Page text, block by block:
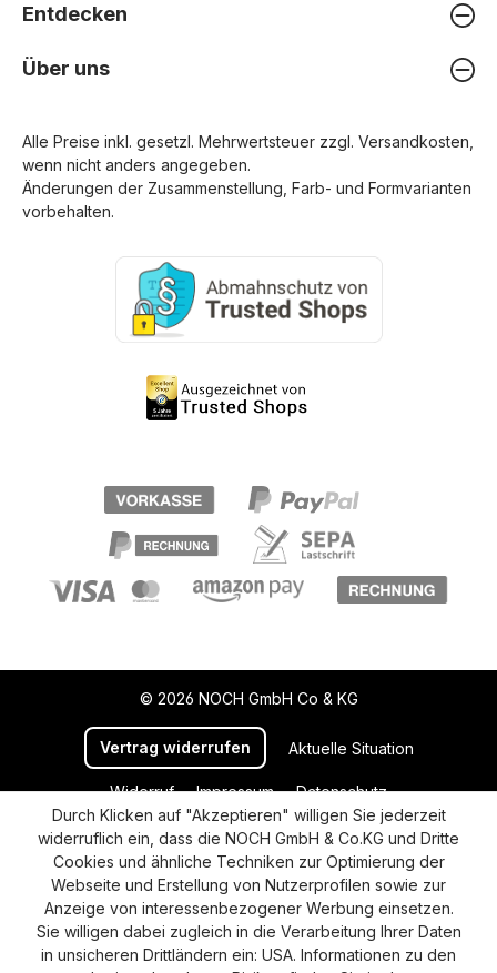
Entdecken
Über uns
Alle Preise inkl. gesetzl. Mehrwertsteuer zzgl. Versandkosten
wenn nicht anders angegeben.
Änderungen der Zusammenstellung, Farb- und Formvarianten
vorbehalten.
© 2026 NOCH GmbH Co & KG
Vertrag widerrufen Aktuelle Situation
Widerruf Impressum
Datenschutz
Versand und Zahlung
AGB
Cookie-Einstellungen
Barrierefreiheitserklärung
Durch Klicken auf "Akzeptieren" willigen Sie jederzeit
widerruflich ein, dass die NOCH GmbH & Co.KG und Dritte
Cookies und ähnliche Techniken zur Optimierung der
Webseite und Erstellung von Nutzerprofilen sowie zur
Anzeige von interessenbezogener Werbung einsetzen.
Sie willigen dabei zugleich in die Verarbeitung Ihrer Daten
in unsicheren Drittländern ein: USA. Informationen zu den